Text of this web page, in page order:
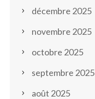
décembre 2025
novembre 2025
octobre 2025
septembre 2025
août 2025